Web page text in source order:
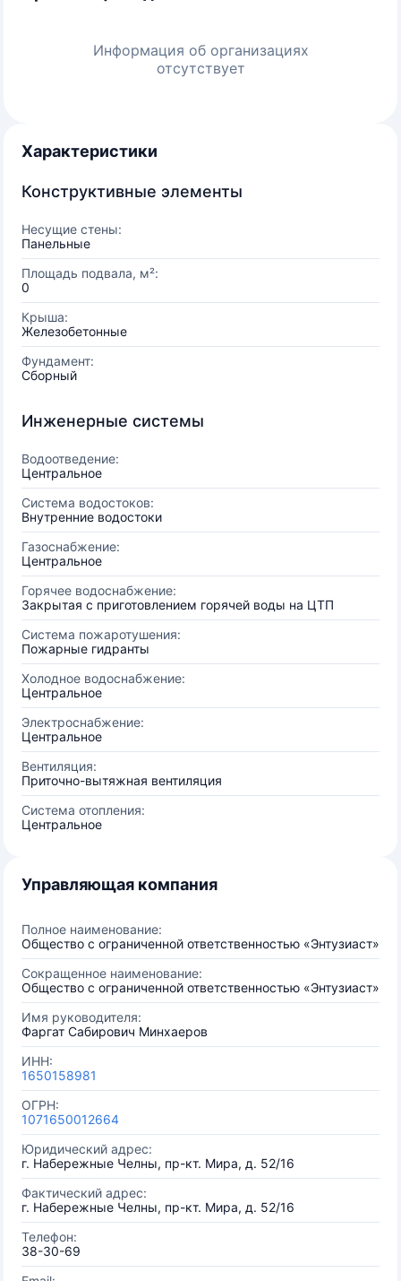
Информация об организациях
отсутствует
Характеристики
Конструктивные элементы
Несущие стены:
Панельные
Площадь подвала, м²:
0
Крыша:
Железобетонные
Фундамент:
Сборный
Инженерные системы
Водоотведение:
Центральное
Система водостоков:
Внутренние водостоки
Газоснабжение:
Центральное
Горячее водоснабжение:
Закрытая с приготовлением горячей воды на ЦТП
Система пожаротушения:
Пожарные гидранты
Холодное водоснабжение:
Центральное
Электроснабжение:
Центральное
Вентиляция:
Приточно-вытяжная вентиляция
Система отопления:
Центральное
Управляющая компания
Полное наименование:
Общество с ограниченной ответственностью «Энтузиаст»
Сокращенное наименование:
Общество с ограниченной ответственностью «Энтузиаст»
Имя руководителя:
Фаргат Сабирович Минхаеров
ИНН:
1650158981
ОГРН:
1071650012664
Юридический адрес:
г. Набережные Челны, пр-кт. Мира, д. 52/16
Фактический адрес:
г. Набережные Челны, пр-кт. Мира, д. 52/16
Телефон:
38-30-69